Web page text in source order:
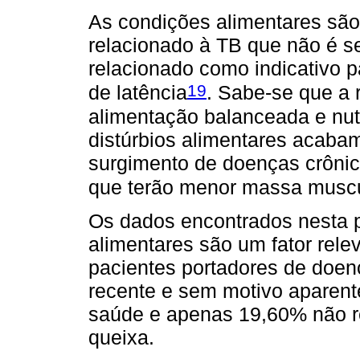
As condições alimentares
relacionado à TB que não é
relacionado como indicativo
de latência19. Sabe-se que a
alimentação balanceada e
distúrbios alimentares
surgimento de doenças
que terão menor massa
Os dados encontrados nesta
alimentares são um fator
pacientes portadores de
recente e sem motivo
saúde e apenas 19,60% não
queixa.